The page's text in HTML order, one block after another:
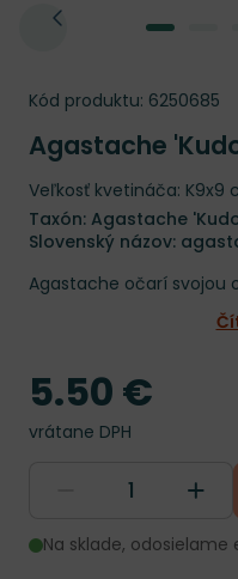
Kód produktu: 6250685
Agastache
Veľkosť kvetináča: K9x9
Taxón: Agastache
Slovenský názov:
Agastache očarí svojou
Cena
5.50 €
vrátane DPH
Na sklade, odosielame